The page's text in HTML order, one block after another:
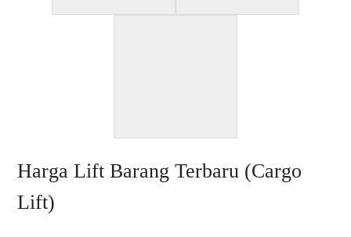
Harga Lift Barang Terbaru (Cargo
Lift)